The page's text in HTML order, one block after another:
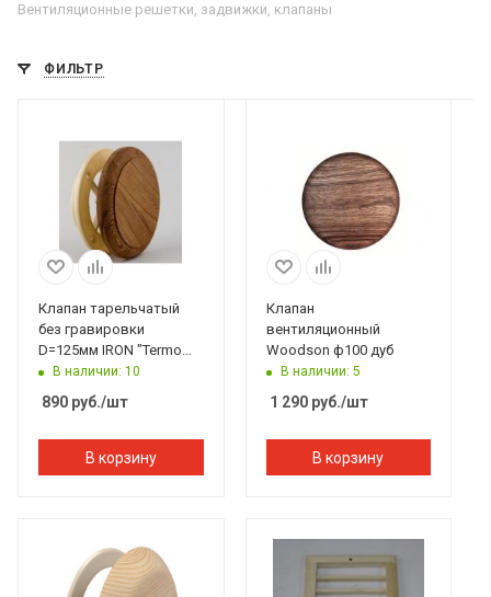
Вентиляционные решетки, задвижки, клапаны
ФИЛЬТР
Клапан тарельчатый
без гравировки
D=125мм IRON "Termo
wood" Термо
древесина, 212F,
Банный Эксперт
В наличии: 10
890 руб./шт
В корзину
Клапан
вентиляционный
Woodson ф100 дуб
В наличии: 5
1 290руб./шт
В корзину